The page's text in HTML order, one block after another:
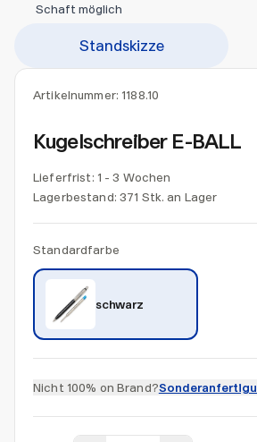
Artikelnummer: 1188.10
Kugelschreiber E-BALL
Lieferfrist: 1 - 3 Wochen
Lagerbestand: 371 Stk. an Lager
Standardfarbe
schwarz
Nicht 100% on Brand?
Schaft möglich
Standskizze